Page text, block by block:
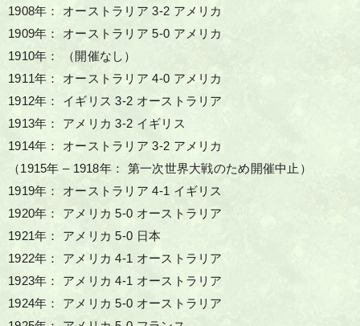
1908年： オーストラリア 3-2 アメリカ
1909年： オーストラリア 5-0 アメリカ
1910年： （開催なし）
1911年： オーストラリア 4-0 アメリカ
1912年： イギリス 3-2 オーストラリア
1913年： アメリカ 3-2 イギリス
1914年： オーストラリア 3-2 アメリカ
（1915年 – 1918年： 第一次世界大戦のため開催中止）
1919年： オーストラリア 4-1 イギリス
1920年： アメリカ 5-0 オーストラリア
1921年： アメリカ 5-0 日本
1922年： アメリカ 4-1 オーストラリア
1923年： アメリカ 4-1 オーストラリア
1924年： アメリカ 5-0 オーストラリア